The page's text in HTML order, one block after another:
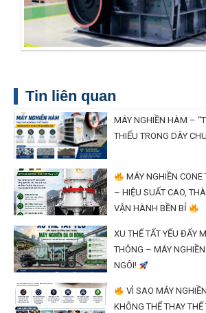
Tin liên quan
MÁY NGHIỀN HÀM –
THIẾU TRONG DÂY
MÁY NGHIỀN
– HIỆU SUẤT CAO,
VẬN HÀNH BỀN BỈ
XU THẾ TẤT YẾU ĐẨY
THÔNG – MÁY
NGÔI!
VÌ SAO MÁY
KHÔNG THỂ THAY